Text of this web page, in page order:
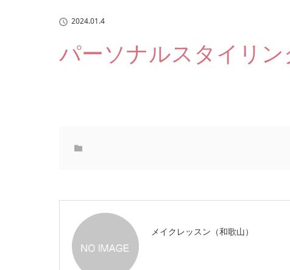
2024.01.4
パーソナルスタイリン
メイクレッスン（和歌山）